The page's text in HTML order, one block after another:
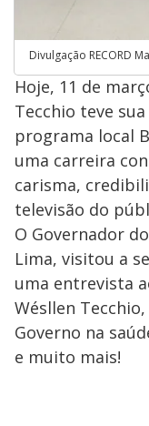
Divulgação RECORD
Hoje, 11 de
Tecchio teve
programa local
uma carreira
carisma,
televisão do
O Governador
Lima, visitou a
uma entrevista
Wésllen
Governo na
e muito mais!